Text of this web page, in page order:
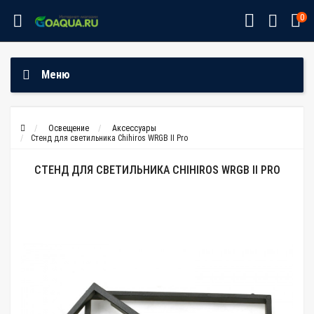
0
Меню
Освещение
Аксессуары
Стенд для светильника Chihiros WRGB II Pro
СТЕНД ДЛЯ СВЕТИЛЬНИКА CHIHIROS WRGB II PRO